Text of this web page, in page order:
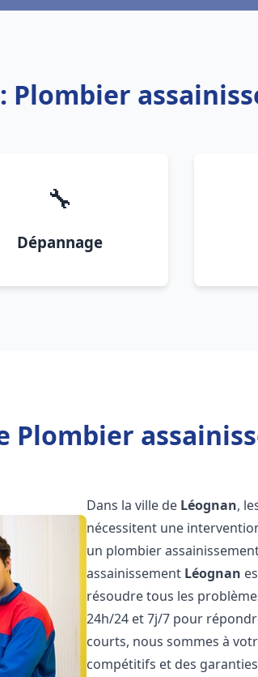
Plombier
🔧
Dépannage
Plombier
Dans la ville de Léognan,
nécessitent une
un plombier
assainissement Léognan
résoudre tous les
24h/24 et 7j/7 pour
courts, nous sommes à
compétitifs et des